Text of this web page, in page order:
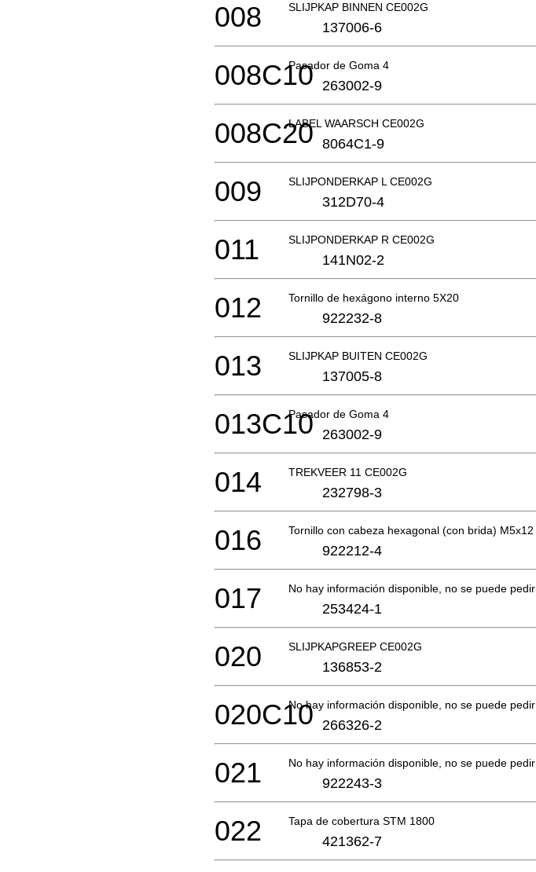
SLIJPKAP BINNEN CE002G
008 137006-6
Pasador de Goma 4
008C10 263002-9
LABEL WAARSCH CE002G
008C20 8064C1-9
SLIJPONDERKAP L CE002G
009 312D70-4
SLIJPONDERKAP R CE002G
011 141N02-2
Tornillo de hexágono interno 5X20
012 922232-8
SLIJPKAP BUITEN CE002G
013 137005-8
Pasador de Goma 4
013C10 263002-9
TREKVEER 11 CE002G
014 232798-3
Tornillo con cabeza hexagonal (con brida) M5x12
016 922212-4
No hay información disponible, no se puede pedir
017 253424-1
SLIJPKAPGREEP CE002G
020 136853-2
No hay información disponible, no se puede pedir
020C10 266326-2
No hay información disponible, no se puede pedir
021 922243-3
Tapa de cobertura STM 1800
022 421362-7